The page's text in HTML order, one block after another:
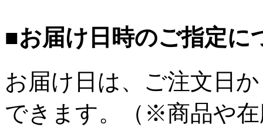
■お届け日時のご指定に
お届け日は、ご注文日
できます。（※商品や